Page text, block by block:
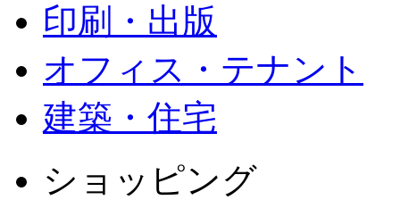
印刷・出版
オフィス・テナント
建築・住宅
ショッピング